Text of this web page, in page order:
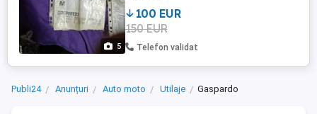
5
100 EUR
150 EUR
Telefon validat
Publi24 Anunțuri Auto moto Utilaje Gaspardo